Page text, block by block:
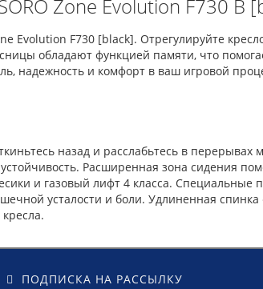
Zone Evolution F730 B
F730 [black]. Отрегулируйте
обладают функцией памяти, что
надежность и комфорт в ваш игровой
назад и расслабьтесь в перерывах
Расширенная зона сидения
и газовый лифт 4 класса.
усталости и боли. Удлиненная
ПОДПИСКА НА РАССЫЛКУ